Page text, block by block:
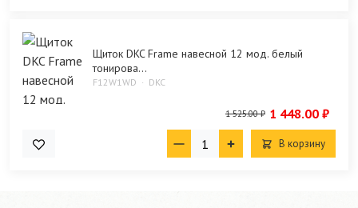
Щиток DKC Frame навесной 12 мод. белый
тонирова...
F12W1WD DKC
1 525.00 ₽ 1 448.00 ₽
В корзину